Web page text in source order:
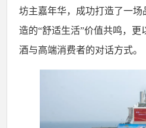
坊主嘉年华，成功打造了一场
造的“舒适生活”价值共鸣，更
酒与高端消费者的对话方式。